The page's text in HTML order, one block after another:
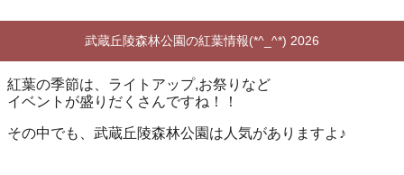
武蔵丘陵森林公園の紅葉情報(*^_^*) 2026
紅葉の季節は、ライトアップ,お祭りなど
イベントが盛りだくさんですね！！
その中でも、武蔵丘陵森林公園は人気がありますよ♪